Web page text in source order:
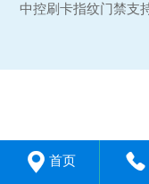
 首页 